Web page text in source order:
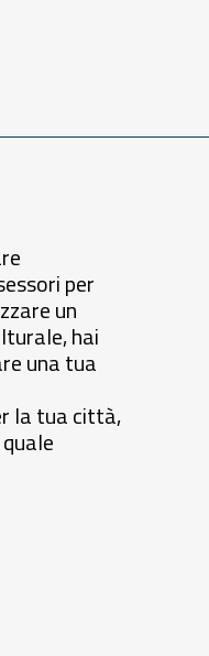
per
un
hai
una tua
la tua città,